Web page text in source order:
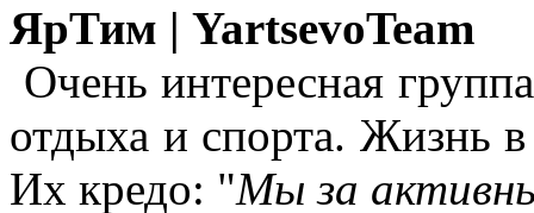
ЯрТим | YartsevoTeam
Очень интересная
отдыха и спорта. Жизнь
Их кредо: "Мы за